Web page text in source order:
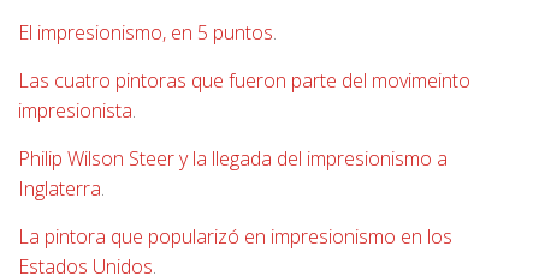
El impresionismo, en 5 puntos.
Las cuatro pintoras que fueron parte del movimeinto
impresionista.
Philip Wilson Steer y la llegada del impresionismo a
Inglaterra.
La pintora que popularizó en impresionismo en los
Estados Unidos.